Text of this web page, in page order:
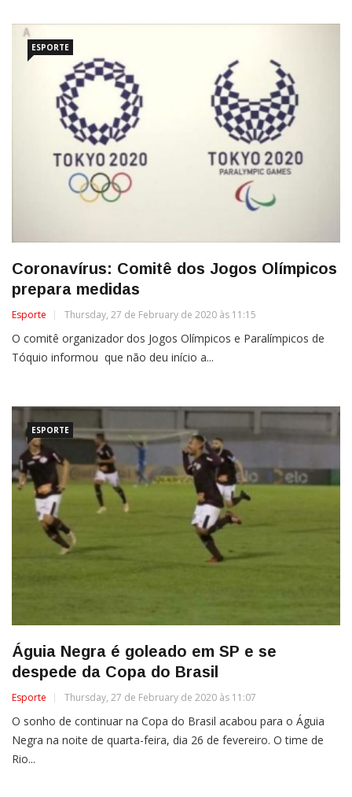
ESPORTE
Coronavírus: Comitê dos Jogos Olímpicos
prepara medidas
Esporte Thursday, 27 de February de 2020 às 11:15
O comitê organizador dos Jogos Olímpicos e Paralímpicos de
Tóquio informou que não deu início a...
ESPORTE
Águia Negra é goleado em SP e se
despede da Copa do Brasil
Esporte Thursday, 27 de February de 2020 às 11:07
O sonho de continuar na Copa do Brasil acabou para o Águia
Negra na noite de quarta-feira, dia 26 de fevereiro. O time de
Rio...